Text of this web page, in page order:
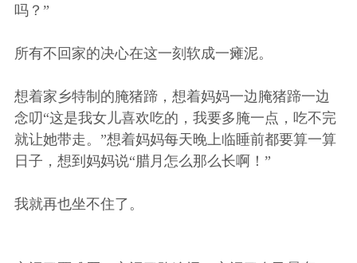
吗？”
所有不回家的决心在这一刻软成一瘫泥。
想着家乡特制的腌猪蹄，想着妈妈一边腌猪蹄一边
念叨“这是我女儿喜欢吃的，我要多腌一点，吃不完
就让她带走。”想着妈妈每天晚上临睡前都要算一算
日子，想到妈妈说“腊月怎么那么长啊！”
我就再也坐不住了。